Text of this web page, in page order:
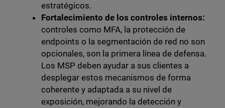
estratégicos.
Fortalecimiento de los controles internos:
controles como MFA, la protección de
endpoints o la segmentación de red no son
opcionales, son la primera línea de defensa.
Los MSP deben ayudar a sus clientes a
desplegar estos mecanismos de forma
coherente y adaptada a su nivel de
exposición, mejorando la detección y